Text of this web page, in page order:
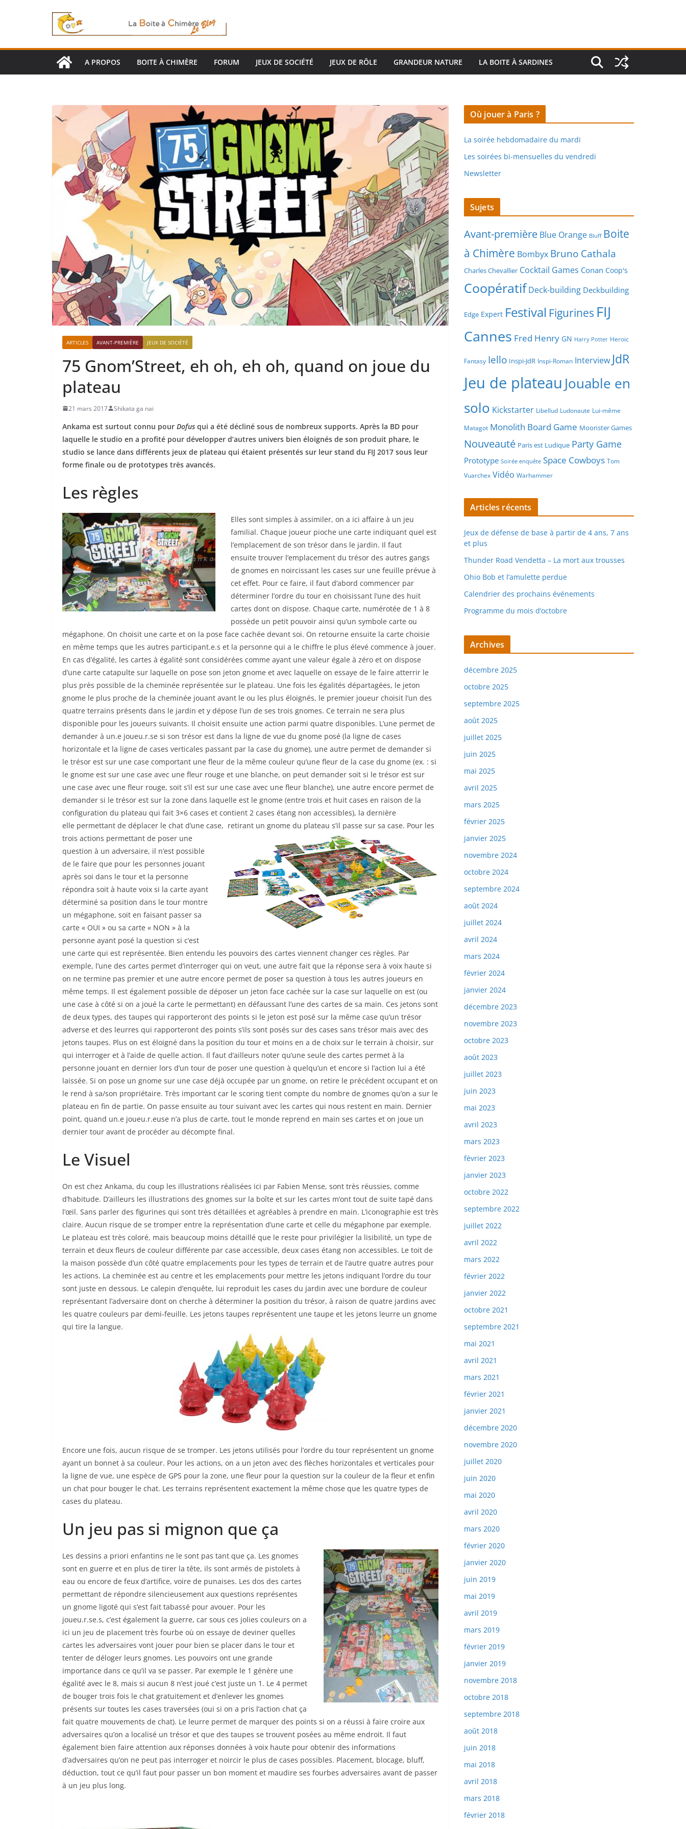
A PROPOS BOITE À CHIMÈRE FORUM JEUX DE SOCIÉTÉ JEUX DE RÔLE GRANDEUR NATURE LA BOITE À SARDINES
ARTICLES AVANT-PREMIÈRE JEUX DE SOCIÉTÉ
75 Gnom’Street, eh oh, eh oh, quand on joue du
plateau
21 mars 2017 Shikata ga nai
Ankama est surtout connu pour Dofus qui a été décliné sous de nombreux supports. Après la BD pour
laquelle le studio en a profité pour développer d’autres univers bien éloignés de son produit phare, le
studio se lance dans différents jeux de plateau qui étaient présentés sur leur stand du FIJ 2017 sous leur
forme finale ou de prototypes très avancés.
Les règles
Elles sont simples à assimiler, on a ici affaire à un jeu
familial. Chaque joueur pioche une carte indiquant quel est
l’emplacement de son trésor dans le jardin. Il faut
ensuite trouver l’emplacement du trésor des autres gangs
de gnomes en noircissant les cases sur une feuille prévue à
cet effet. Pour ce faire, il faut d’abord commencer par
déterminer l’ordre du tour en choisissant l’une des huit
cartes dont on dispose. Chaque carte, numérotée de 1 à 8
possède un petit pouvoir ainsi qu’un symbole carte ou
mégaphone. On choisit une carte et on la pose face cachée devant soi. On retourne ensuite la carte choisie
en même temps que les autres participant.e.s et la personne qui a le chiffre le plus élevé commence à jouer.
En cas d’égalité, les cartes à égalité sont considérées comme ayant une valeur égale à zéro et on dispose
d’une carte catapulte sur laquelle on pose son jeton gnome et avec laquelle on essaye de le faire atterrir le
plus près possible de la cheminée représentée sur le plateau. Une fois les égalités départagées, le jeton
gnome le plus proche de la cheminée jouant avant le ou les plus éloignés, le premier joueur choisit l’un des
quatre terrains présents dans le jardin et y dépose l’un de ses trois gnomes. Ce terrain ne sera plus
disponible pour les joueurs suivants. Il choisit ensuite une action parmi quatre disponibles. L’une permet de
demander à un.e joueu.r.se si son trésor est dans la ligne de vue du gnome posé (la ligne de cases
horizontale et la ligne de cases verticales passant par la case du gnome), une autre permet de demander si
le trésor est sur une case comportant une fleur de la même couleur qu’une fleur de la case du gnome (ex. : si
le gnome est sur une case avec une fleur rouge et une blanche, on peut demander soit si le trésor est sur
une case avec une fleur rouge, soit s’il est sur une case avec une fleur blanche), une autre encore permet de
demander si le trésor est sur la zone dans laquelle est le gnome (entre trois et huit cases en raison de la
configuration du plateau qui fait 3×6 cases et contient 2 cases étang non accessibles), la dernière
elle permettant de déplacer le chat d’une case, retirant un gnome du plateau s’il passe sur sa case. Pour les
trois actions permettant de poser une
question à un adversaire, il n’est possible
de le faire que pour les personnes jouant
après soi dans le tour et la personne
répondra soit à haute voix si la carte ayant
déterminé sa position dans le tour montre
un mégaphone, soit en faisant passer sa
carte « OUI » ou sa carte « NON » à la
personne ayant posé la question si c’est
une carte qui est représentée. Bien entendu les pouvoirs des cartes viennent changer ces règles. Par
exemple, l’une des cartes permet d’interroger qui on veut, une autre fait que la réponse sera à voix haute si
on ne termine pas premier et une autre encore permet de poser sa question à tous les autres joueurs en
même temps. Il est également possible de déposer un jeton face cachée sur la case sur laquelle on est (ou
une case à côté si on a joué la carte le permettant) en défaussant l’une des cartes de sa main. Ces jetons sont
de deux types, des taupes qui rapporteront des points si le jeton est posé sur la même case qu’un trésor
adverse et des leurres qui rapporteront des points s’ils sont posés sur des cases sans trésor mais avec des
jetons taupes. Plus on est éloigné dans la position du tour et moins en a de choix sur le terrain à choisir, sur
qui interroger et à l’aide de quelle action. Il faut d’ailleurs noter qu’une seule des cartes permet à la
personne jouant en dernier lors d’un tour de poser une question à quelqu’un et encore si l’action lui a été
laissée. Si on pose un gnome sur une case déjà occupée par un gnome, on retire le précédent occupant et on
le rend à sa/son propriétaire. Très important car le scoring tient compte du nombre de gnomes qu’on a sur le
plateau en fin de partie. On passe ensuite au tour suivant avec les cartes qui nous restent en main. Dernier
point, quand un.e joueu.r.euse n’a plus de carte, tout le monde reprend en main ses cartes et on joue un
dernier tour avant de procéder au décompte final.
Le Visuel
On est chez Ankama, du coup les illustrations réalisées ici par Fabien Mense, sont très réussies, comme
d’habitude. D’ailleurs les illustrations des gnomes sur la boîte et sur les cartes m’ont tout de suite tapé dans
l’œil. Sans parler des figurines qui sont très détaillées et agréables à prendre en main. L’iconographie est très
claire. Aucun risque de se tromper entre la représentation d’une carte et celle du mégaphone par exemple.
Le plateau est très coloré, mais beaucoup moins détaillé que le reste pour privilégier la lisibilité, un type de
terrain et deux fleurs de couleur différente par case accessible, deux cases étang non accessibles. Le toit de
la maison possède d’un côté quatre emplacements pour les types de terrain et de l’autre quatre autres pour
les actions. La cheminée est au centre et les emplacements pour mettre les jetons indiquant l’ordre du tour
sont juste en dessous. Le calepin d’enquête, lui reproduit les cases du jardin avec une bordure de couleur
représentant l’adversaire dont on cherche à déterminer la position du trésor, à raison de quatre jardins avec
les quatre couleurs par demi-feuille. Les jetons taupes représentent une taupe et les jetons leurre un gnome
qui tire la langue.
Encore une fois, aucun risque de se tromper. Les jetons utilisés pour l’ordre du tour représentent un gnome
ayant un bonnet à sa couleur. Pour les actions, on a un jeton avec des flèches horizontales et verticales pour
la ligne de vue, une espèce de GPS pour la zone, une fleur pour la question sur la couleur de la fleur et enfin
un chat pour bouger le chat. Les terrains représentent exactement la même chose que les quatre types de
cases du plateau.
Un jeu pas si mignon que ça
Les dessins a priori enfantins ne le sont pas tant que ça. Les gnomes
sont en guerre et en plus de tirer la tête, ils sont armés de pistolets à
eau ou encore de feux d’artifice, voire de punaises. Les dos des cartes
permettant de répondre silencieusement aux questions représentes
un gnome ligoté qui s’est fait tabassé pour avouer. Pour les
joueu.r.se.s, c’est également la guerre, car sous ces jolies couleurs on a
ici un jeu de placement très fourbe où on essaye de deviner quelles
cartes les adversaires vont jouer pour bien se placer dans le tour et
tenter de déloger leurs gnomes. Les pouvoirs ont une grande
importance dans ce qu’il va se passer. Par exemple le 1 génère une
égalité avec le 8, mais si aucun 8 n’est joué c’est juste un 1. Le 4 permet
de bouger trois fois le chat gratuitement et d’enlever les gnomes
présents sur toutes les cases traversées (oui si on a pris l’action chat ça
fait quatre mouvements de chat). Le leurre permet de marquer des points si on a réussi à faire croire aux
adversaires qu’on a localisé un trésor et que des taupes se trouvent posées au même endroit. Il faut
également bien faire attention aux réponses données à voix haute pour obtenir des informations
d’adversaires qu’on ne peut pas interroger et noircir le plus de cases possibles. Placement, blocage, bluff,
déduction, tout ce qu’il faut pour passer un bon moment et maudire ses fourbes adversaires avant de passer
à un jeu plus long.
Où jouer à Paris ?
La soirée hebdomadaire du mardi
Les soirées bi-mensuelles du vendredi
Newsletter
Sujets
Avant-première Blue Orange Bluff Boite
à Chimère Bombyx Bruno Cathala
Charles Chevallier Cocktail Games Conan Coop's
Coopératif Deck-building Deckbuilding
Edge Expert Festival Figurines FIJ
Cannes Fred Henry GN Harry Potter Heroic
Fantasy Iello Inspi-JdR Inspi-Roman Interview JdR
Jeu de plateau Jouable en
solo Kickstarter Libellud Ludonaute Lui-même
Matagot Monolith Board Game Moonster Games
Nouveauté Paris est Ludique Party Game
Prototype Soirée enquête Space Cowboys Tom
Vuarchex Vidéo Warhammer
Articles récents
Jeux de défense de base à partir de 4 ans, 7 ans
et plus
Thunder Road Vendetta – La mort aux trousses
Ohio Bob et l’amulette perdue
Calendrier des prochains événements
Programme du mois d’octobre
Archives
décembre 2025
octobre 2025
septembre 2025
août 2025
juillet 2025
juin 2025
mai 2025
avril 2025
mars 2025
février 2025
janvier 2025
novembre 2024
octobre 2024
septembre 2024
août 2024
juillet 2024
avril 2024
mars 2024
février 2024
janvier 2024
décembre 2023
novembre 2023
octobre 2023
août 2023
juillet 2023
juin 2023
mai 2023
avril 2023
mars 2023
février 2023
janvier 2023
octobre 2022
septembre 2022
juillet 2022
avril 2022
mars 2022
février 2022
janvier 2022
octobre 2021
septembre 2021
mai 2021
avril 2021
mars 2021
février 2021
janvier 2021
décembre 2020
novembre 2020
juillet 2020
juin 2020
mai 2020
avril 2020
mars 2020
février 2020
janvier 2020
juin 2019
mai 2019
avril 2019
mars 2019
février 2019
janvier 2019
novembre 2018
octobre 2018
septembre 2018
août 2018
juin 2018
mai 2018
avril 2018
mars 2018
février 2018